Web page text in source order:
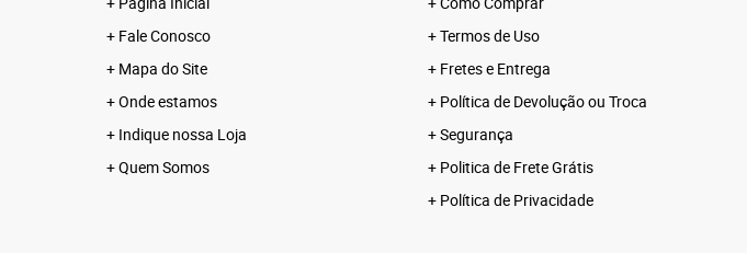
Fale Conosco
Mapa do Site
Onde estamos
Indique nossa Loja
Quem Somos
Termos de Uso
Fretes e Entrega
Política de Devolução ou Troca
Segurança
Politica de Frete Grátis
Política de Privacidade